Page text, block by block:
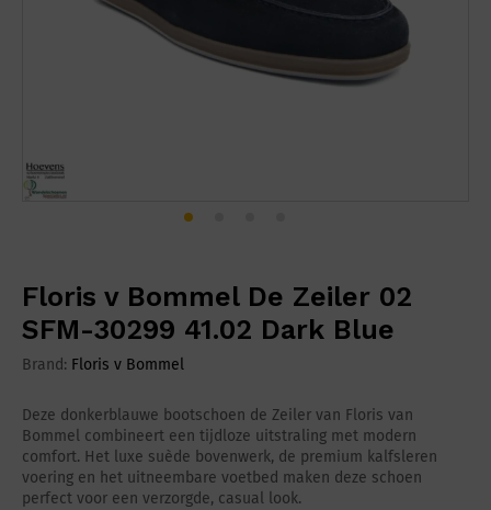
Floris v Bommel De Zeiler 02
SFM-30299 41.02 Dark Blue
Brand: Floris v Bommel
Deze donkerblauwe bootschoen de Zeiler van Floris van
Bommel combineert een tijdloze uitstraling met modern
comfort. Het luxe suède bovenwerk, de premium kalfsleren
voering en het uitneembare voetbed maken deze schoen
perfect voor een verzorgde, casual look.